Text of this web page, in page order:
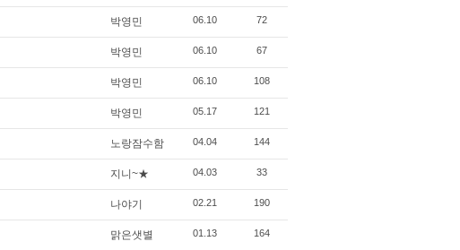
박영민 06.10 72
박영민 06.10 67
박영민 06.10 108
박영민 05.17 121
노랑잠수함 04.04 144
지니~★ 04.03 33
나야기 02.21 190
맑은샛별 01.13 164